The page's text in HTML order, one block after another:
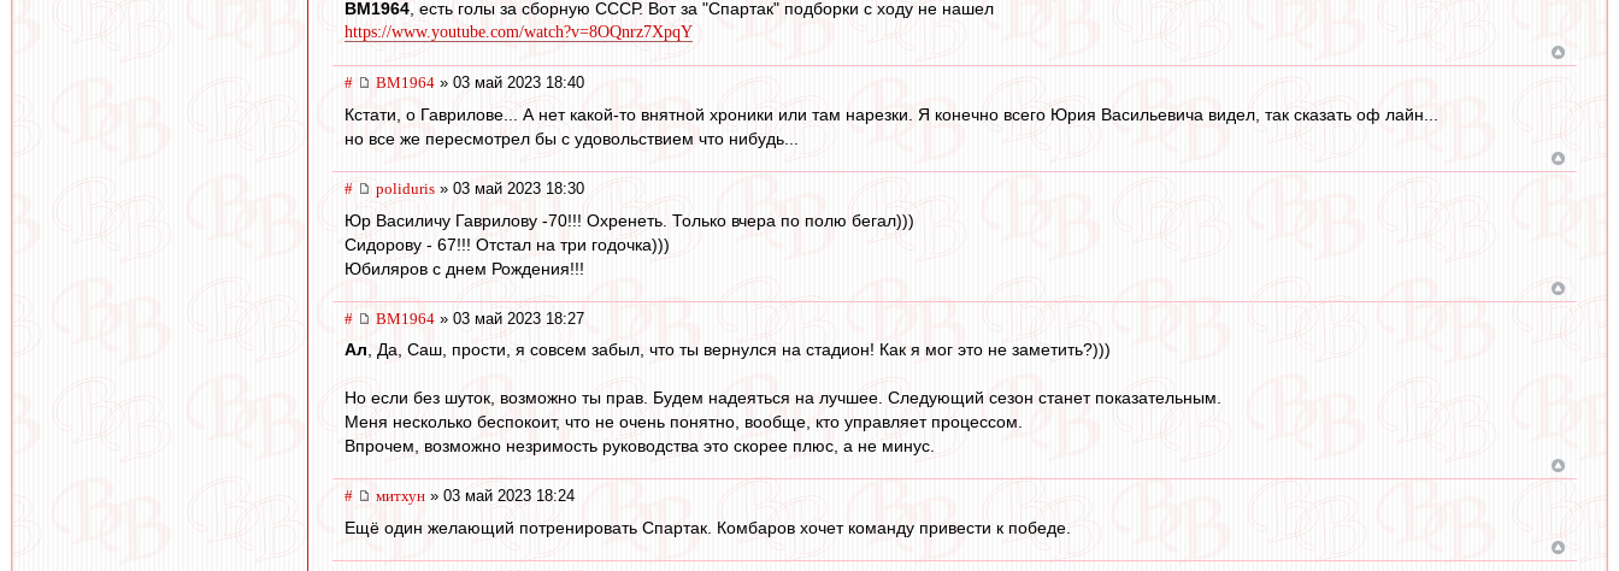
BM1964, есть голы за сборную СССР. Вот за "Спартак" подборки с ходу не нашел
https://www.youtube.com/watch?v=8OQnrz7XpqY
# BM1964 » 03 май 2023 18:40
Кстати, о Гаврилове... А нет какой-то внятной хроники или там нарезки. Я конечно всего Юрия Васильевича видел, так сказать оф лайн...
но все же пересмотрел бы с удовольствием что нибудь...
# poliduris » 03 май 2023 18:30
Юр Василичу Гаврилову -70!!! Охренеть. Только вчера по полю бегал)))
Сидорову - 67!!! Отстал на три годочка)))
Юбиляров с днем Рождения!!!
# BM1964 » 03 май 2023 18:27
Ал, Да, Саш, прости, я совсем забыл, что ты вернулся на стадион! Как я мог это не заметить?)))
Но если без шуток, возможно ты прав. Будем надеяться на лучшее. Следующий сезон станет показательным.
Меня несколько беспокоит, что не очень понятно, вообще, кто управляет процессом.
Впрочем, возможно незримость руководства это скорее плюс, а не минус.
# митхун » 03 май 2023 18:24
Ещё один желающий потренировать Спартак. Комбаров хочет команду привести к победе.